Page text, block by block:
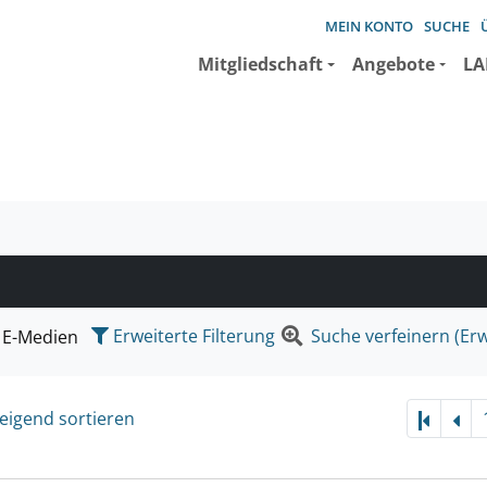
MEIN KONTO SUCHE
Mitgliedschaft Angebote
suchen wollen.
E-Medien Erweiterte Filterung Suche verfeinern
sortieren